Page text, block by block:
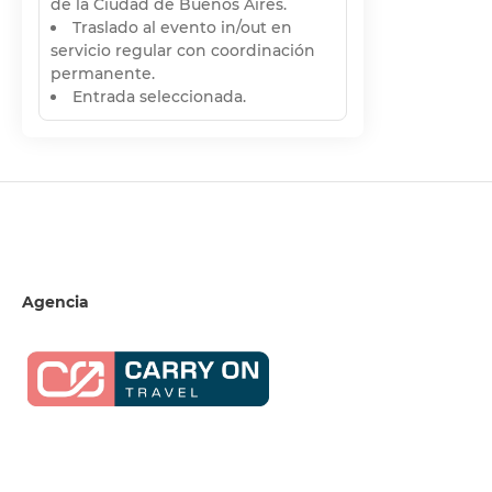
de la Ciudad de Buenos Aires.
Traslado al evento in/out en
servicio regular con coordinación
permanente.
Entrada seleccionada.
Agencia